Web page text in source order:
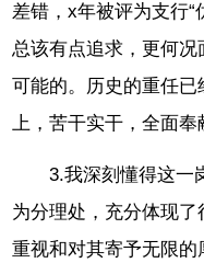
差错，x年被评为支行“
总该有点追求，更何
可能的。历史的重任
上，苦干实干，全面奉
3.我深刻懂得这一
为分理处，充分体现
重视和对其寄予无限